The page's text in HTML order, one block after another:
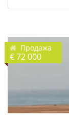
Продажа
€ 72 000